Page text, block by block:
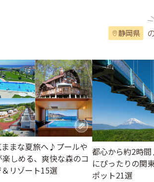
静岡県
ままな夏旅へ♪プールや
楽しめる、爽快な森のコ
リゾート15選
都心から約2時
にぴったりの関
ポット21選